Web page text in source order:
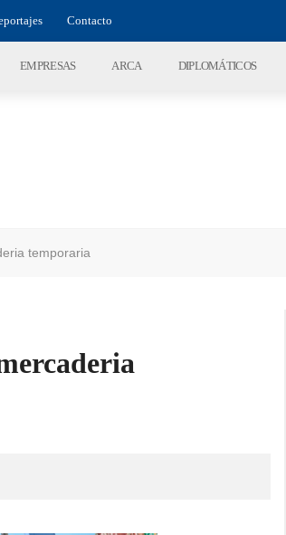
Contacto
EMPRESAS ARCA DIPLOMÁTICOS
temporaria